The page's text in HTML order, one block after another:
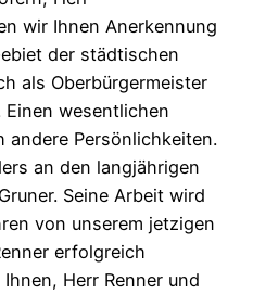
wir Ihnen Anerkennung
der städtischen
als Oberbürgermeister
wesentlichen
andere Persönlichkeiten.
an den langjährigen
Seine Arbeit wird
von unserem jetzigen
erfolgreich
Herr Renner und